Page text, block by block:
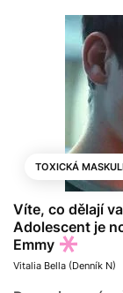
TOXICKÁ
Víte, co dělají
Adolescent je
Emmy
Vitalia Bella (Denník N)